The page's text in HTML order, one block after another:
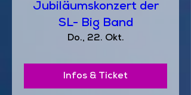
Jubiläumskonzert der
SL- Big Band
Do., 22. Okt.
Infos & Ticket